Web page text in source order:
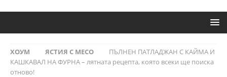
ХОУМ ЯСТИЯ С МЕСО
ПЪЛНЕН ПАТЛАДЖАН С КАЙМА И
КАШКАВАЛ НА ФУРНА – лятната рецепта, която всеки ще поиска
отново!